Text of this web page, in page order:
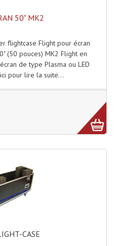
Volumetriques)
Multi-Points
Puissance
50" MK2
flightcase Flight pour écran
(50 pouces) MK2 Flight en
de type Plasma ou LED
pour lire la suite...
CASE